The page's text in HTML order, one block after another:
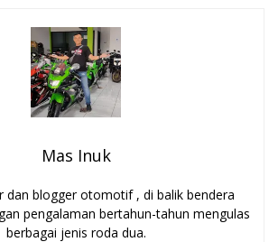
Mas Inuk
dan blogger otomotif , di balik bendera
pengalaman bertahun-tahun mengulas
berbagai jenis roda dua.